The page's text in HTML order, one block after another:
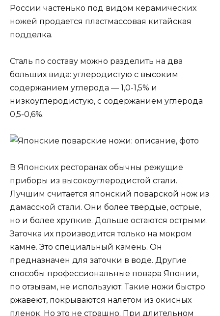
России частенько под видом керамических
ножей продается пластмассовая китайская
подделка.
Сталь по составу можно разделить на два
больших вида: углеродистую с высоким
содержанием углерода — 1,0-1,5% и
низкоуглеродистую, с содержанием углерода
0,5-0,6%.
В Японских ресторанах обычны режущие
приборы из высокоуглеродистой стали.
Лучшим считается японский поварской нож из
дамасской стали. Они более твердые, острые,
но и более хрупкие. Дольше остаются острыми.
Заточка их производится только на мокром
камне. Это специальный камень. Он
предназначен для заточки в воде. Другие
способы профессиональные повара Японии,
по отзывам, не используют. Такие ножи быстро
ржавеют, покрываются налетом из окисных
пленок. Но это не страшно. При длительном